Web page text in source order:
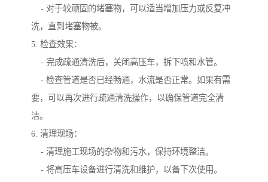
- 对于较顽固的堵塞物，可以适当增加压力或反复冲
洗，直到堵塞物被。
5. 检查效果：
- 完成疏通清洗后，关闭高压车，拆下喷和水管。
- 检查管道是否已经畅通，水流是否正常。如果有需
要，可以再次进行疏通清洗操作，以确保管道完全清
洁。
6. 清理现场：
- 清理施工现场的杂物和污水，保持环境整洁。
- 将高压车设备进行清洗和维护，以备下次使用。